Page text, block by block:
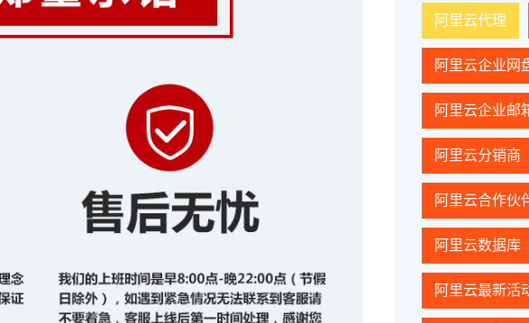
阿里云代理
阿里云企业网
阿里云企业邮
阿里云分销商
阿里云合作伙
阿里云数据库
阿里云最新活